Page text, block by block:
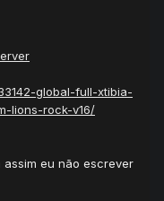
global-full-xtibia-
lions-rock-v16/
assim eu não escrever